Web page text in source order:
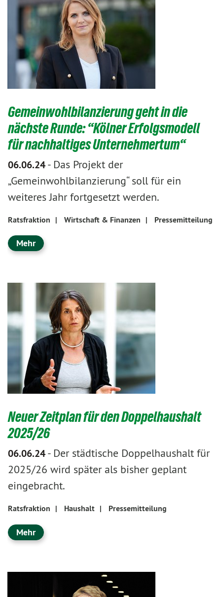
Gemeinwohlbilanzierung geht in die
nächste Runde: “Kölner Erfolgsmodell
für nachhaltiges Unternehmertum“
06.06.24- Das Projekt der
„Gemeinwohlbilanzierung“ soll für ein
weiteres Jahr fortgesetzt werden.
Ratsfraktion | Wirtschaft & Finanzen | Pressemitteilung
Mehr
Neuer Zeitplan für den Doppelhaushalt
2025/26
06.06.24- Der städtische Doppelhaushalt für
2025/26 wird später als bisher geplant
eingebracht.
Ratsfraktion | Haushalt | Pressemitteilung
Mehr